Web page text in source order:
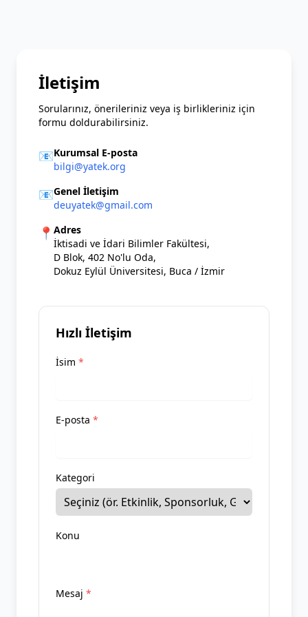
İletişim
Sorularınız, önerileriniz veya iş birlikleriniz için
formu doldurabilirsiniz.
📧Kurumsal E-posta
bilgi@yatek.org
📧Genel İletişim
deuyatek@gmail.com
📍 Adres
İktisadi ve İdari Bilimler Fakültesi,
D Blok, 402 No'lu Oda,
Dokuz Eylül Üniversitesi, Buca / İzmir
Hızlı İletişim
İsim *
E-posta *
Kategori
Konu
Mesaj *